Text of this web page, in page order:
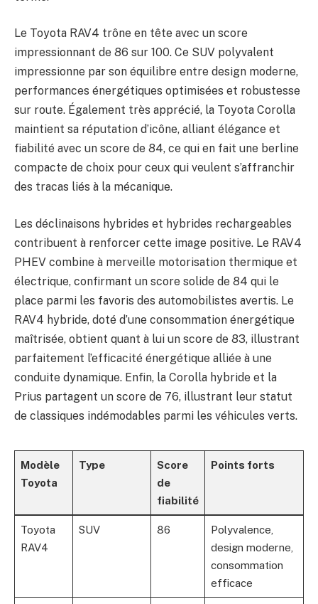
Le Toyota RAV4 trône en tête avec un score
impressionnant de 86 sur 100. Ce SUV polyvalent
impressionne par son équilibre entre design moderne,
performances énergétiques optimisées et robustesse
sur route. Également très apprécié, la Toyota Corolla
maintient sa réputation d’icône, alliant élégance et
fiabilité avec un score de 84, ce qui en fait une berline
compacte de choix pour ceux qui veulent s’affranchir
des tracas liés à la mécanique.
Les déclinaisons hybrides et hybrides rechargeables
contribuent à renforcer cette image positive. Le RAV4
PHEV combine à merveille motorisation thermique et
électrique, confirmant un score solide de 84 qui le
place parmi les favoris des automobilistes avertis. Le
RAV4 hybride, doté d’une consommation énergétique
maîtrisée, obtient quant à lui un score de 83, illustrant
parfaitement l’efficacité énergétique alliée à une
conduite dynamique. Enfin, la Corolla hybride et la
Prius partagent un score de 76, illustrant leur statut
de classiques indémodables parmi les véhicules verts.
Modèle
Toyota
Type
Score
de
fiabilité
Points forts
Toyota
RAV4
SUV 86
Polyvalence,
design moderne,
consommation
efficace